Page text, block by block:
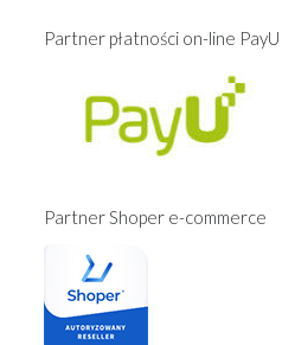
Partner płatności on-line PayU
Partner Shoper e-commerce